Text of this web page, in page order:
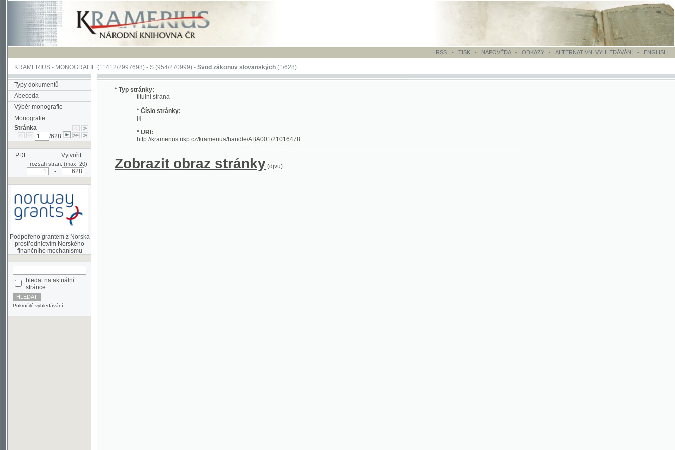
RSS - TISK-NÁPOVĚDA - ODKAZY - ALTERNATIVNÍ VYHLEDÁVÁNÍ- ENGLISH
KRAMERIUS-MONOGRAFIE(11412/2997698) -S (954/270999)-Svod zákonův slovanských(1/628)
Typy dokumentů
Abeceda
Výběr monografie
Monografie
Stránka
/628
PDF Vytvořit
rozsah stran: (max. 20)
Podpořeno grantem z Norska
prostřednictvím Norského
hledat na aktuální
stránce
Pokročilé vyhledávání
* Typ stránky:
titulní strana
* Číslo stránky:
* URI:
Zobrazit obraz stránky(djvu)